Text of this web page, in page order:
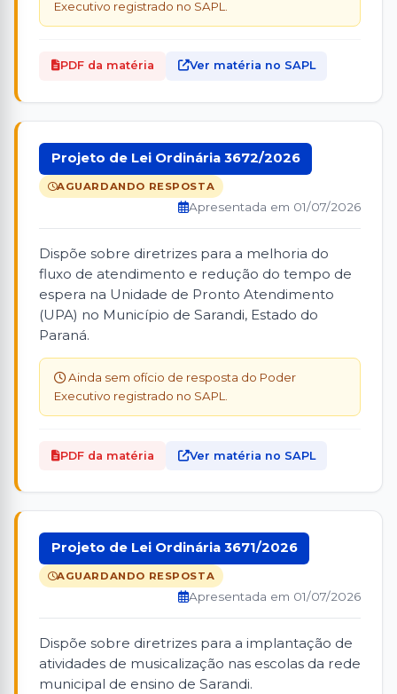
Executivo registrado no SAPL.
PDF da matéria Ver matéria no SAPL
Projeto de Lei Ordinária 3672/2026
AGUARDANDO RESPOSTA
Apresentada em 01/07/2026
Dispõe sobre diretrizes para a melhoria do
fluxo de atendimento e redução do tempo de
espera na Unidade de Pronto Atendimento
(UPA) no Município de Sarandi, Estado do
Paraná.
Ainda sem ofício de resposta do Poder
Executivo registrado no SAPL.
PDF da matéria Ver matéria no SAPL
Projeto de Lei Ordinária 3671/2026
AGUARDANDO RESPOSTA
Apresentada em 01/07/2026
Dispõe sobre diretrizes para a implantação de
atividades de musicalização nas escolas da rede
municipal de ensino de Sarandi.